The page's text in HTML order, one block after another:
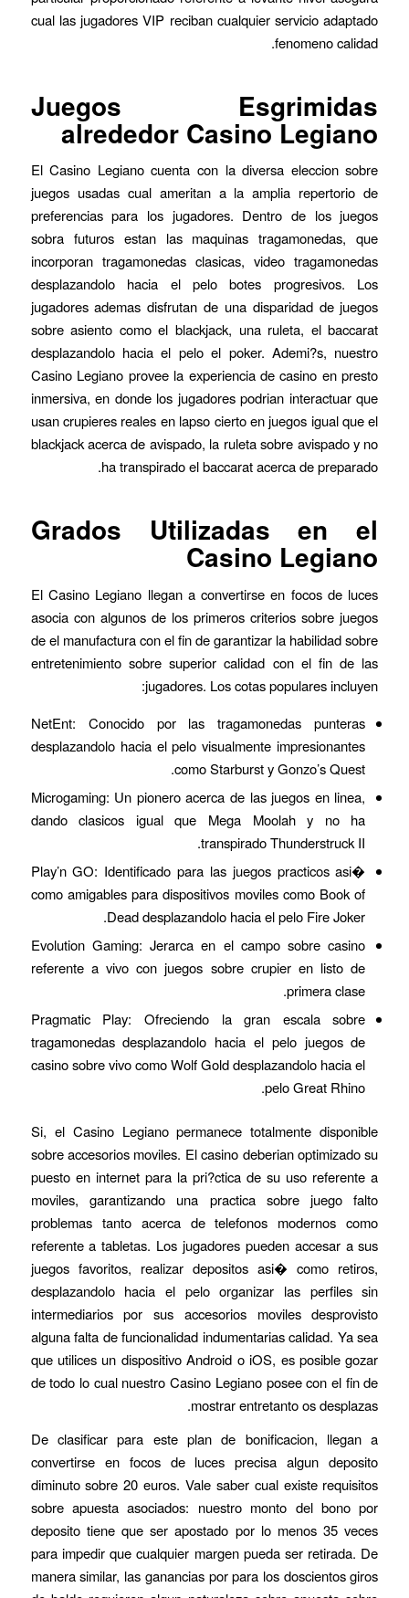
cual las jugadores VIP reciban cualquier servicio adaptado
fenomeno calidad.
Juegos Esgrimidas
alrededor Casino Legiano
El Casino Legiano cuenta con la diversa eleccion sobre
juegos usadas cual ameritan a la amplia repertorio de
preferencias para los jugadores. Dentro de los juegos
sobra futuros estan las maquinas tragamonedas, que
incorporan tragamonedas clasicas, video tragamonedas
desplazandolo hacia el pelo botes progresivos. Los
jugadores ademas disfrutan de una disparidad de juegos
sobre asiento como el blackjack, una ruleta, el baccarat
desplazandolo hacia el pelo el poker. Ademi?s, nuestro
Casino Legiano provee la experiencia de casino en presto
inmersiva, en donde los jugadores podrian interactuar que
usan crupieres reales en lapso cierto en juegos igual que el
blackjack acerca de avispado, la ruleta sobre avispado y no
ha transpirado el baccarat acerca de preparado.
Grados Utilizadas en el
Casino Legiano
El Casino Legiano llegan a convertirse en focos de luces
asocia con algunos de los primeros criterios sobre juegos
de el manufactura con el fin de garantizar la habilidad sobre
entretenimiento sobre superior calidad con el fin de las
jugadores. Los cotas populares incluyen:
NetEnt: Conocido por las tragamonedas punteras
desplazandolo hacia el pelo visualmente impresionantes
como Starburst y Gonzo’s Quest.
Microgaming: Un pionero acerca de las juegos en linea,
dando clasicos igual que Mega Moolah y no ha
transpirado Thunderstruck II.
Play’n GO: Identificado para las juegos practicos asi�
como amigables para dispositivos moviles como Book of
Dead desplazandolo hacia el pelo Fire Joker.
Evolution Gaming: Jerarca en el campo sobre casino
referente a vivo con juegos sobre crupier en listo de
primera clase.
Pragmatic Play: Ofreciendo la gran escala sobre
tragamonedas desplazandolo hacia el pelo juegos de
casino sobre vivo como Wolf Gold desplazandolo hacia el
pelo Great Rhino.
Si, el Casino Legiano permanece totalmente disponible
sobre accesorios moviles. El casino deberian optimizado su
puesto en internet para la pri?ctica de su uso referente a
moviles, garantizando una practica sobre juego falto
problemas tanto acerca de telefonos modernos como
referente a tabletas. Los jugadores pueden accesar a sus
juegos favoritos, realizar depositos asi� como retiros,
desplazandolo hacia el pelo organizar las perfiles sin
intermediarios por sus accesorios moviles desprovisto
alguna falta de funcionalidad indumentarias calidad. Ya sea
que utilices un dispositivo Android o iOS, es posible gozar
de todo lo cual nuestro Casino Legiano posee con el fin de
mostrar entretanto os desplazas.
De clasificar para este plan de bonificacion, llegan a
convertirse en focos de luces precisa algun deposito
diminuto sobre 20 euros. Vale saber cual existe requisitos
sobre apuesta asociados: nuestro monto del bono por
deposito tiene que ser apostado por lo menos 35 veces
para impedir que cualquier margen pueda ser retirada. De
manera similar, las ganancias por para los doscientos giros